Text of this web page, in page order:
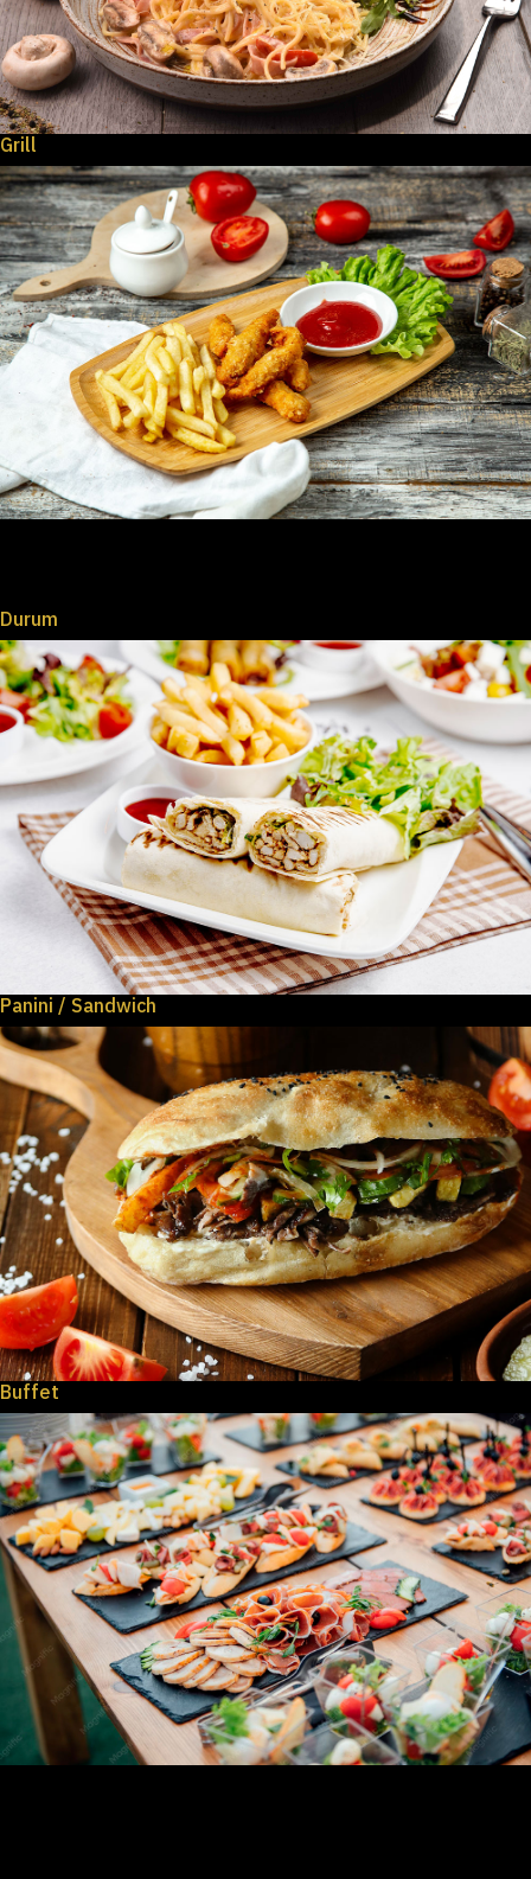
Grill
Durum
Panini / Sandwich
Buffet